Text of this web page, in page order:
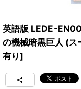
英語版 LEDE-
の機械暗黒巨人 (
有り]